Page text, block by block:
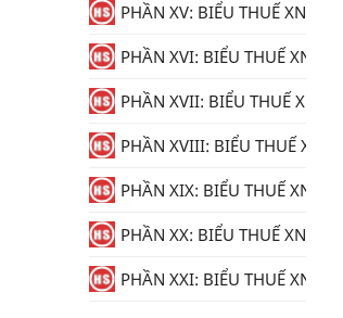
PHẦN XV: BIỂU THUẾ XNK
PHẦN XVI: BIỂU THUẾ XNK
PHẦN XVII: BIỂU THUẾ XNK
PHẦN XVIII: BIỂU THUẾ XNK
PHẦN XIX: BIỂU THUẾ XNK
PHẦN XX: BIỂU THUẾ XNK
PHẦN XXI: BIỂU THUẾ XNK